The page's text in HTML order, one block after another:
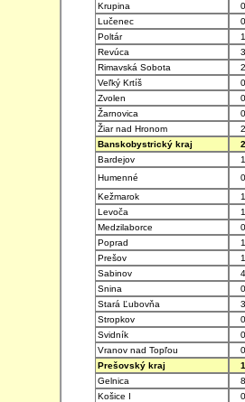
Krupina
Lučenec
Poltár
Revúca
Rimavská Sobota
Veľký Krtíš
Zvolen
Žarnovica
Žiar nad Hronom
Banskobystrický kraj
Bardejov
Humenné
Kežmarok
Levoča
Medzilaborce
Poprad
Prešov
Sabinov
Snina
Stará Ľubovňa
Stropkov
Svidník
Vranov nad Topľou
Prešovský kraj
Gelnica
Košice I